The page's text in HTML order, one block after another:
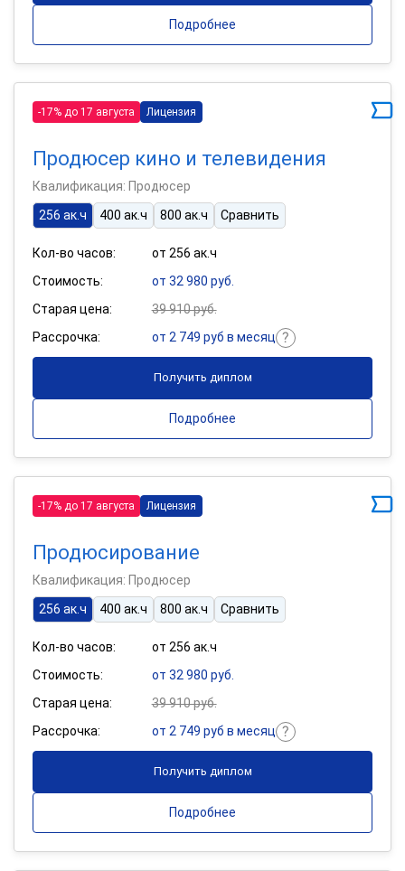
Подробнее
-17% до 17 августа Лицензия
Продюсер кино и телевидения
Квалификация: Продюсер
256 ак.ч
400 ак.ч 800 ак.ч Сравнить
Кол-во часов:
от 256 ак.ч
Стоимость:
от 32 980 руб.
Старая цена:
39 910 руб.
Рассрочка:
от 2 749 руб в месяц
Получить диплом
Подробнее
-17% до 17 августа Лицензия
Продюсирование
Квалификация: Продюсер
256 ак.ч
400 ак.ч 800 ак.ч Сравнить
Кол-во часов:
от 256 ак.ч
Стоимость:
от 32 980 руб.
Старая цена:
39 910 руб.
Рассрочка:
от 2 749 руб в месяц
Получить диплом
Подробнее